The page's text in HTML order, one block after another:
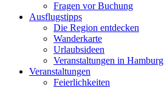
Fragen vor Buchung
Ausflugstipps
Die Region entdecken
Wanderkarte
Urlaubsideen
Veranstaltungen in Hamburg
Veranstaltungen
Feierlichkeiten